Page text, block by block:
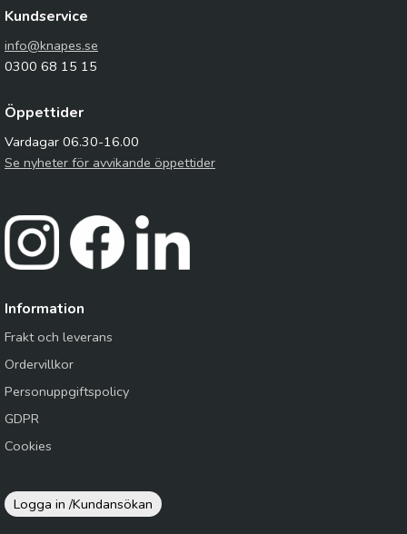
Kundservice
info@knapes.se
0300 68 15 15
Öppettider
Vardagar 06.30-16.00
Se nyheter för avvikande öppettider
Information
Frakt och leverans
Ordervillkor
Personuppgiftspolicy
GDPR
Cookies
Logga in /Kundansökan